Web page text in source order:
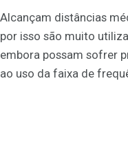
Alcançam distâncias
por isso são muito
embora possam sofrer
ao uso da faixa de